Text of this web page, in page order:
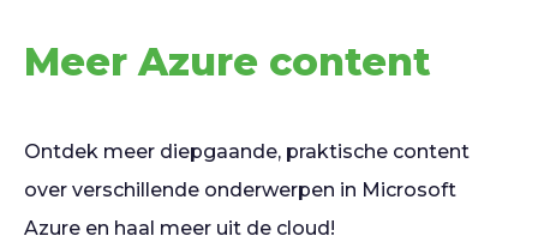
Meer Azure content
Ontdek meer diepgaande, praktische content
over verschillende onderwerpen in Microsoft
Azure en haal meer uit de cloud!